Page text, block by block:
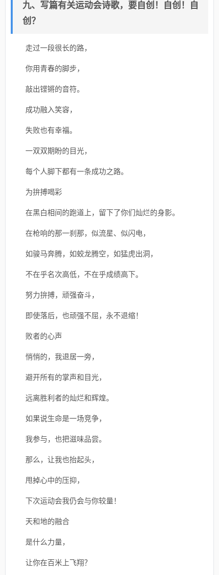
九、写篇有关运动会诗歌，要自创！自创！自
创？
走过一段很长的路，
你用青春的脚步，
敲出铿锵的音符。
成功融入笑容，
失败也有幸福。
一双双期盼的目光，
每个人脚下都有一条成功之路。
为拚搏喝彩
在黑白相间的跑道上，留下了你们灿烂的身影。
在枪响的那一刹那，似流星、似闪电，
如骏马奔腾，如蛟龙腾空，如猛虎出洞，
不在乎名次高低，不在乎成绩高下。
努力拚搏，顽强奋斗，
即使落后，也顽强不屈，永不退缩！
败者的心声
悄悄的，我退居一旁，
避开所有的掌声和目光，
远离胜利者的灿烂和辉煌。
如果说生命是一场竞争，
我参与，也把滋味品尝。
那么，让我也抬起头，
甩掉心中的压抑，
下次运动会我仍会与你较量！
天和地的融合
是什么力量，
让你在百米上飞翔？